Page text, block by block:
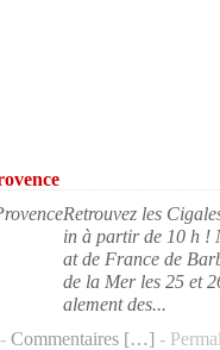
Retrouvez les
in à partir de 10 h !
at de France de
de la Mer les 25 et
alement des...
Commentaires […] -